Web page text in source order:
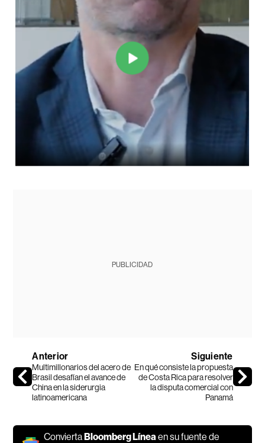
PUBLICIDAD
Anterior
Multimillonarios del acero de
Brasil desafían el avance de
China en la siderurgia
latinoamericana
Siguiente
En qué consiste la propuesta
de Costa Rica para resolver
la disputa comercial con
Panamá
ConviertaBloomberg Línea en su fuente de